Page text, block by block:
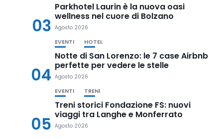
03
Parkhotel Laurin è la nuova oasi
wellness nel cuore di Bolzano
Agosto 2026
04
EVENTI HOTEL
Notte di San Lorenzo: le 7 case Airbnb
perfette per vedere le stelle
Agosto 2026
05
EVENTI TRENI
Treni storici Fondazione FS: nuovi
viaggi tra Langhe e Monferrato
Agosto 2026